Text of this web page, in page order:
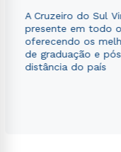
A Cruzeiro do Sul
presente em todo
oferecendo os
de graduação e
distância do país